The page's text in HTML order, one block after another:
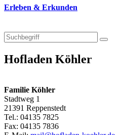
Erleben & Erkunden
Hofladen Köhler
Familie Köhler
Stadtweg 1
21391 Reppenstedt
Tel.: 04135 7825
Fax: 04135 7836